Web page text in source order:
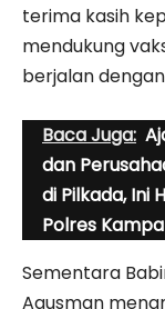
terima kasih
mendukung
berjalan
Baca Juga:
dan
di Pilkada, Ini
Polres
Sementara
Agusman